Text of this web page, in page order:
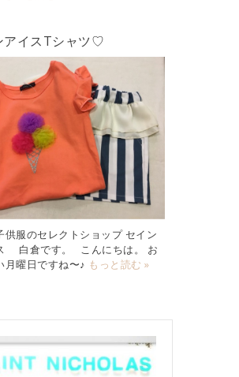
アイスTシャツ♡
供服のセレクトショップ セイン
白倉です。 こんにちは。 お
月曜日ですね〜♪ もっと読む »